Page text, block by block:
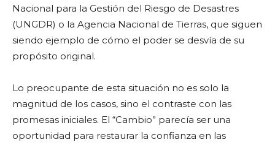
Nacional para la Gestión del Riesgo de Desastres
(UNGDR) o la Agencia Nacional de Tierras, que siguen
siendo ejemplo de cómo el poder se desvía de su
propósito original.
Lo preocupante de esta situación no es solo la
magnitud de los casos, sino el contraste con las
promesas iniciales. El “Cambio” parecía ser una
oportunidad para restaurar la confianza en las